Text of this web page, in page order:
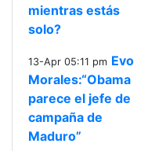
mientras estás
solo?
13-Apr 05:11 pm Evo
Morales:“Obama
parece el jefe de
campaña de
Maduro”